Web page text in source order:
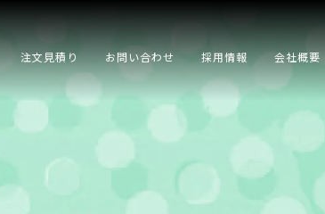
注文見積り お問い合わせ 採用情報 会社概要